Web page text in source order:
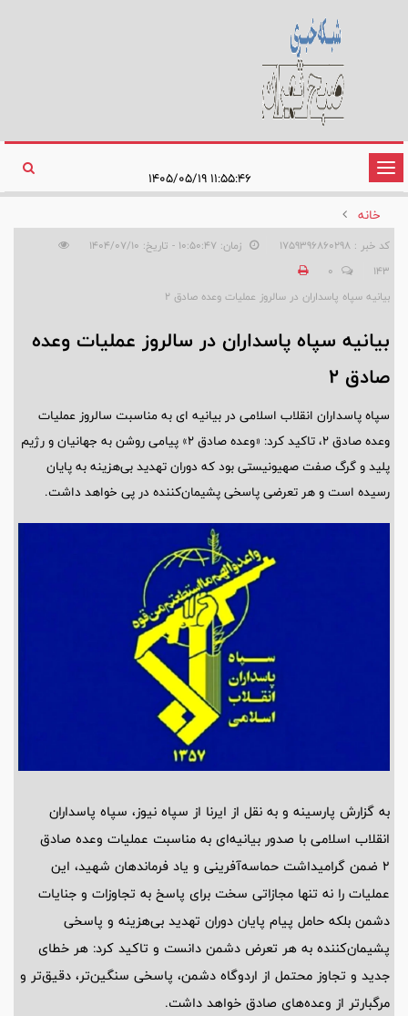
تغییر
وضعیت
ناوبری
خانه
کد خبر : 1759396860298
زمان: ۱۰:۵۰:۴۷ - تاریخ: ۱۴۰۴/۰۷/۱۰
143
0
بیانیه‌ سپاه پاسداران در سالروز عملیات وعده صادق ۲
بیانیه‌ سپاه پاسداران در سالروز عملیات وعده
صادق ۲
سپاه پاسداران انقلاب اسلامی در بیانیه ای به مناسبت سالروز عملیات
وعده صادق ۲، تاکید کرد: «وعده صادق ۲» پیامی روشن به جهانیان و رژیم
پلید و گرگ صفت صهیونیستی بود که دوران تهدید بی‌هزینه به پایان
رسیده است و هر تعرضی پاسخی پشیمان‌کننده در پی خواهد داشت.
به گزارش پارسینه و به نقل از ایرنا از سپاه نیوز، سپاه پاسداران
انقلاب اسلامی با صدور بیانیه‌ای به مناسبت عملیات وعده صادق
2 ضمن گرامیداشت حماسه‌آفرینی و یاد فرماندهان شهید، این
عملیات را نه تنها مجازاتی سخت برای پاسخ به تجاوزات و جنایات
دشمن بلکه حامل پیام پایان دوران تهدید بی‌هزینه و پاسخی
پشیمان‌کننده به هر تعرض دشمن دانست و تاکید کرد: هر خطای
جدید و تجاوز محتمل از اردوگاه دشمن، پاسخی سنگین‌تر، دقیق‌تر و
مرگبارتر از وعده‌های صادق خواهد داشت.